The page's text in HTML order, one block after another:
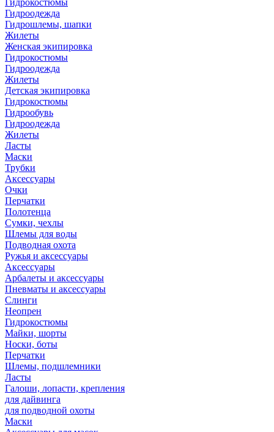
Гидрокостюмы
Гидроодежда
Гидрошлемы, шапки
Жилеты
Женская экипировка
Гидрокостюмы
Гидроодежда
Жилеты
Детская экипировка
Гидрокостюмы
Гидрообувь
Гидроодежда
Жилеты
Ласты
Маски
Трубки
Аксессуары
Очки
Перчатки
Полотенца
Сумки, чехлы
Шлемы для воды
Подводная охота
Ружья и аксессуары
Аксессуары
Арбалеты и аксессуары
Пневматы и аксессуары
Слинги
Неопрен
Гидрокостюмы
Майки, шорты
Носки, боты
Перчатки
Шлемы, подшлемники
Ласты
Галоши, лопасти, крепления
для дайвинга
для подводной охоты
Маски